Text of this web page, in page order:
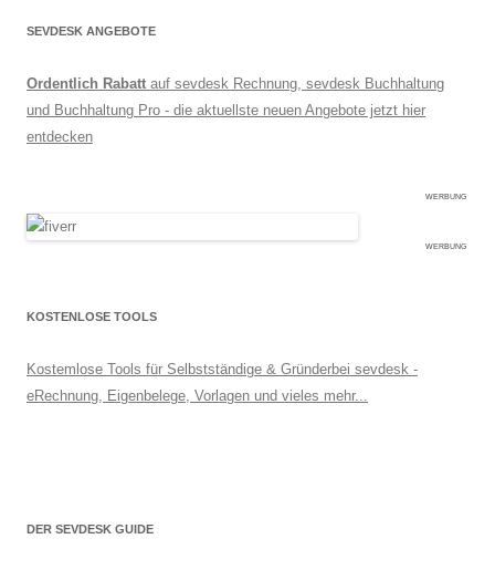
SEVDESK ANGEBOTE
Ordentlich Rabatt auf sevdesk Rechnung, sevdesk Buchhaltung
und Buchhaltung Pro - die aktuellste neuen Angebote jetzt hier
entdecken
WERBUNG
WERBUNG
KOSTENLOSE TOOLS
Kostemlose Tools für Selbstständige & Gründerbei sevdesk -
eRechnung, Eigenbelege, Vorlagen und vieles mehr...
DER SEVDESK GUIDE